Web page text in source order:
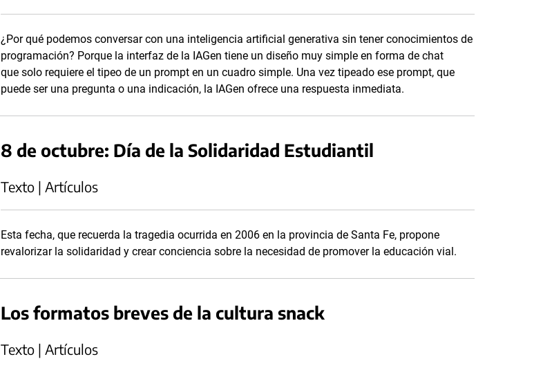
¿Por qué podemos conversar con una inteligencia artificial generativa sin tener conocimientos de
programación? Porque la interfaz de la IAGen tiene un diseño muy simple en forma de chat
que solo requiere el tipeo de un prompt en un cuadro simple. Una vez tipeado ese prompt, que
puede ser una pregunta o una indicación, la IAGen ofrece una respuesta inmediata.
8 de octubre: Día de la Solidaridad Estudiantil
Texto | Artículos
Esta fecha, que recuerda la tragedia ocurrida en 2006 en la provincia de Santa Fe, propone
revalorizar la solidaridad y crear conciencia sobre la necesidad de promover la educación vial.
Los formatos breves de la cultura snack
Texto | Artículos